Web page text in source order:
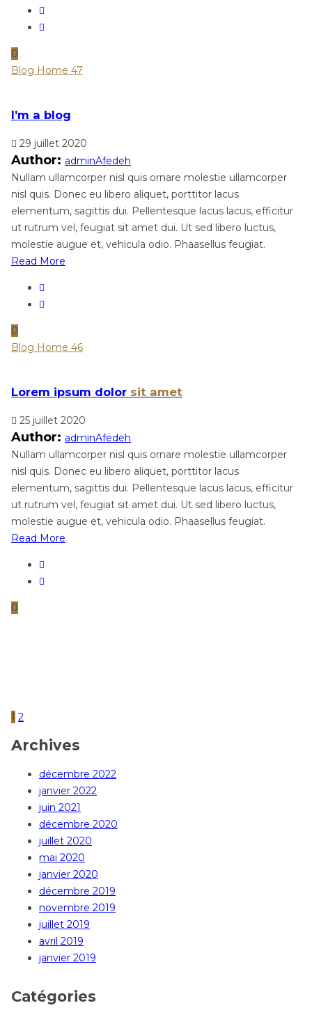
0
Blog Home 47
I’m a blog
29 juillet 2020
Author: adminAfedeh
Nullam ullamcorper nisl quis ornare molestie ullamcorper
nisl quis. Donec eu libero aliquet, porttitor lacus
elementum, sagittis dui. Pellentesque lacus lacus, efficitur
ut rutrum vel, feugiat sit amet dui. Ut sed libero luctus,
molestie augue et, vehicula odio. Phaasellus feugiat.
Read More
0
Blog Home 46
Lorem ipsum dolor sit amet
25 juillet 2020
Author: adminAfedeh
Nullam ullamcorper nisl quis ornare molestie ullamcorper
nisl quis. Donec eu libero aliquet, porttitor lacus
elementum, sagittis dui. Pellentesque lacus lacus, efficitur
ut rutrum vel, feugiat sit amet dui. Ut sed libero luctus,
molestie augue et, vehicula odio. Phaasellus feugiat.
Read More
0
1 2
Archives
décembre 2022
janvier 2022
juin 2021
décembre 2020
juillet 2020
mai 2020
janvier 2020
décembre 2019
novembre 2019
juillet 2019
avril 2019
janvier 2019
Catégories